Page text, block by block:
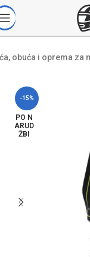
obuća i oprema za
-15%
PO N
ARUD
ŽBI